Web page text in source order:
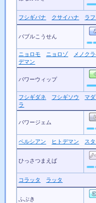
フシギバナ クサイハナ ラ
バブルこうせん
ニョロモ ニョロゾ メノク
デマン
パワーウィップ
フシギダネ フシギソウ マダ
ラ
パワージェム
ペルシアン ヒトデマン ス
ひっさつまえば
コラッタ ラッタ
ふぶき